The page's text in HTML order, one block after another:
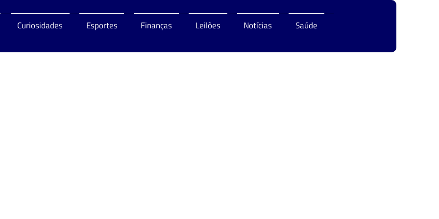
Curiosidades Esportes Finanças Leilões Notícias Saúde